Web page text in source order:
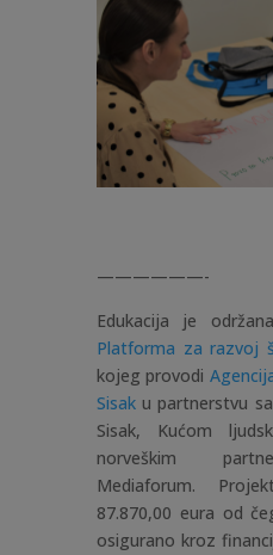
——————-
Edukacija je
Platforma za razvoj
kojeg provodi
Sisaku partnerstvu
Sisak, Kućom
norveškim
Mediaforum.
87.870,00 eura od
osigurano kroz